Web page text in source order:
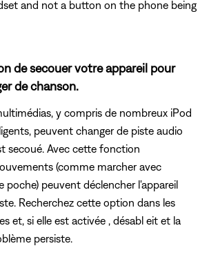
and not a button on the phone being
de secouer votre appareil pour
de chanson.
y compris de nombreux iPod
peuvent changer de piste audio
secoué. Avec cette fonction
(comme marcher avec
poche) peuvent déclencher l'appareil
Recherchez cette option dans les
et, si elle est activée , désabl eit et la
persiste.